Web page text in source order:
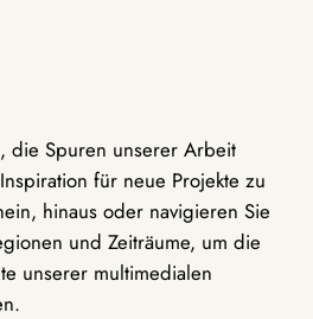
die Spuren unserer Arbeit
für neue Projekte zu
hinaus oder navigieren Sie
und Zeiträume, um die
unserer multimedialen